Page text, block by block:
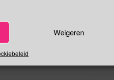
Weigeren